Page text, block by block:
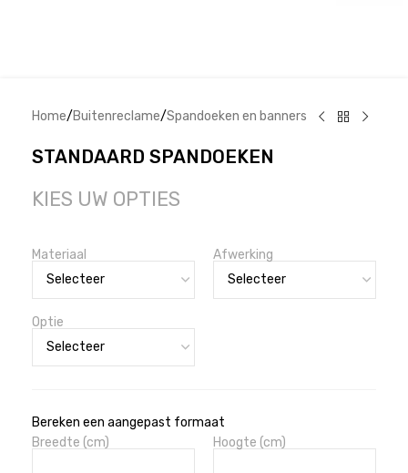
Home/Buitenreclame/Spandoeken en banners
STANDAARD SPANDOEKEN
KIES UW OPTIES
Materiaal Afwerking
Optie
Bereken een aangepast formaat
Breedte (cm)
Hoogte (cm)